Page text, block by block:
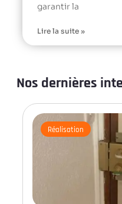
garantir la
Lire la suite »
Nos dernières
Réalisation